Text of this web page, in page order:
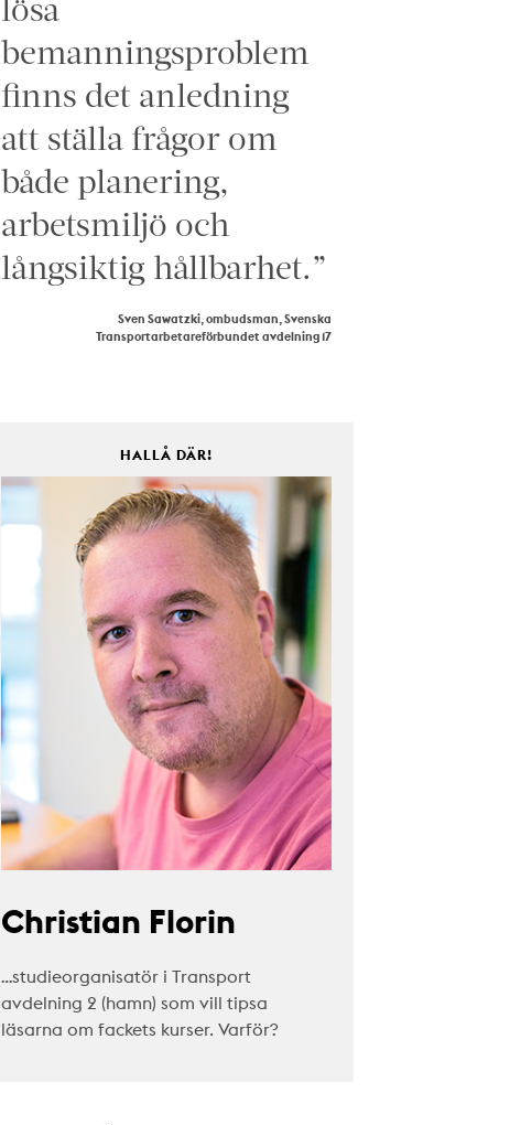
bemanningsproblem
finns det anledning
att ställa frågor om
både planering,
arbetsmiljö och
långsiktig hållbarhet.”
Sven Sawatzki, ombudsman, Svenska
Transportarbetareförbundet avdelning 17
HALLÅ DÄR!
Christian Florin
…studieorganisatör i Transport
avdelning 2 (hamn) som vill tipsa
läsarna om fackets kurser. Varför?